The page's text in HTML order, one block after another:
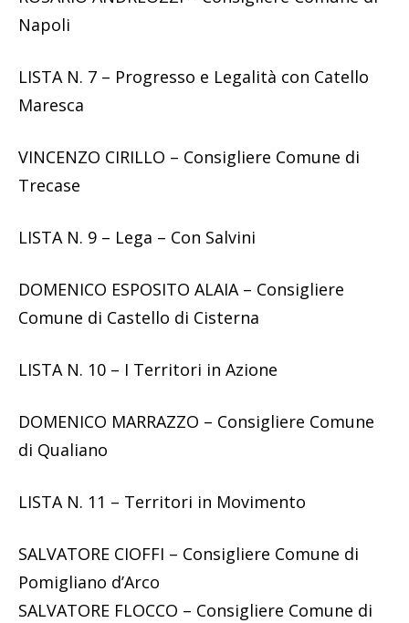
Napoli
LISTA N. 7 – Progresso e Legalità con Catello
Maresca
VINCENZO CIRILLO – Consigliere Comune di
Trecase
LISTA N. 9 – Lega – Con Salvini
DOMENICO ESPOSITO ALAIA – Consigliere
Comune di Castello di Cisterna
LISTA N. 10 – I Territori in Azione
DOMENICO MARRAZZO – Consigliere Comune
di Qualiano
LISTA N. 11 – Territori in Movimento
SALVATORE CIOFFI – Consigliere Comune di
Pomigliano d’Arco
SALVATORE FLOCCO – Consigliere Comune di